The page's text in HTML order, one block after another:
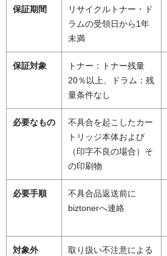
保証期間
リサイクルトナー・ド
ラムの受領日から1年
未満
保証対象
トナー：トナー残量
20％以上、ドラム：残
量条件なし
必要なもの
不具合を起こしたカー
トリッジ本体および
（印字不良の場合）そ
の印刷物
必要手順
不具合品返送前に
biztonerへ連絡
対象外
取り扱い不注意による